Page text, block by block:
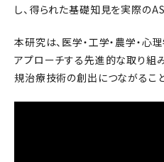
し、得られた基礎知見を実際の
本研究は、医学・工学・農学・
アプローチする先進的な取り組
規治療技術の創出につながるこ